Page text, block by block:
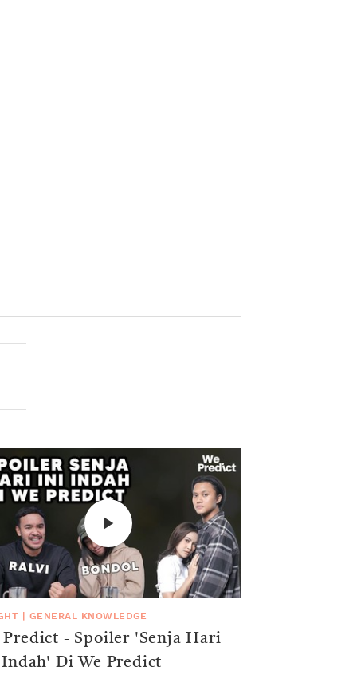
GENERAL KNOWLEDGE
Predict - Spoiler 'Senja Hari
Di We Predict